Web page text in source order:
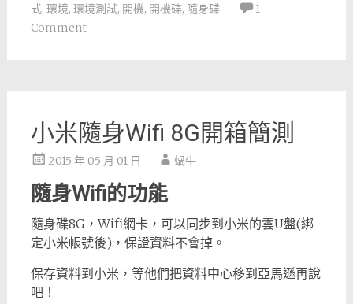
式, 環境, 環境測試, 開機, 開機碟, 隨身碟
1
Comment
小米隨身Wifi 8G開箱簡測
2015 年 05 月 01 日 蝸牛
隨身Wifi的功能
隨身碟8G，Wifi網卡，可以同步到小米的雲U盤(綁
定小米帳號後)，保證資料不會掉。
保存資料到小米，等他們把資料中心移到亞馬遜再說
吧！